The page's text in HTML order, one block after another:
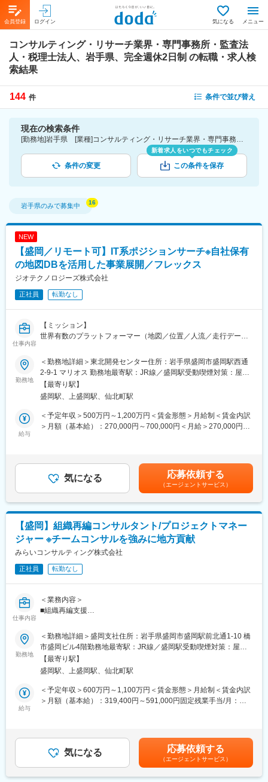
会員登録 ログイン 気になる メニュー
コンサルティング・リサーチ業界・専門事務所・監査法
人・税理士法人、岩手県、完全週休2日制 の転職・求人検
索結果
144 件 条件で並び替え
現在の検索条件
[勤務地]岩手県 [業種]コンサルティング・リサーチ業界・専門事務所・監査法人・税理士法人 [こだわり条件ピックアップ]完全週休2日制 [詳細条件](休日・働き方)完全週休2日制
条件の変更
新着求人をいつでもチェック
この条件を保存
岩手県のみで募集中
NEW
【盛岡／リモート可】IT系ポジションサーチ※自社保有
の地図DBを活用した事業展開／フレックス
ジオテクノロジーズ株式会社
正社員 転勤なし
仕事内容
【ミッション】
世界有数のプラットフォーマー（地図／位置／人流／走行データ
転」「IoT]「ジオマーケティング」等、次世代社会の創出に向け
て、共鳴かつ事業を加速させられる仲間を積極的に募集をしてお
ります。ご志向やご経歴を考慮しポジションを決定致します。
自社で保有するビッグデータ（地図/位置/人流/走行データや画像
等）を活用し、次世代社会に向けて、新規事業・研究開発を強化
しており、既にいくつもの壮大なプロジェクトに着手している
・フロントエンドエンジニア
・サーバサイドエンジニア
・システムエンジニア
・プロダクトオーナー／プロダクトマネジャー
・インフラエンジニア
・システムアーキテクト
・社内SE、QAエンジニア
■業務の詳細
・コンシューマー向けスマートフォンアプリ開発（ポイ活アプリ
『トリマ』等）
・法人向けSaaSサービス開発（物流業界向け次世代地図アプリ
・法人向けのプロフェッショナルサービス開発（CASE/MaaS/先
進運転支援/自動運転/ジオマーケティング等）
・次世代地図システム開発・研究開発（AI/ディープラーニング/画
像認証/自然言語処理等）
当社保有するビッグデータは無限の可能性を秘めており様々な社
会問題の解決に貢献しています。例：MaaS／CASE／カーナビゲ
変更の範囲：会社の定める業務
勤務地
＜勤務地詳細＞東北開発センター住所：岩手県盛岡市盛岡駅西通
2-9-1 マリオス 勤務地最寄駅：JR線／盛岡駅受動喫煙対策：屋内
喫煙可能場所あり変更の範囲：会社の定める事業所（リモートワ
ーク含む）
【最寄り駅】
盛岡駅、上盛岡駅、仙北町駅
給与
＜予定年収＞500万円～1,200万円＜賃金形態＞月給制＜賃金内訳
＞月額（基本給）：270,000円～700,000円＜月給＞270,000円～
金額であり、選考を通じて上下する可能性があります。月給(月額)
は固定手当を含めた表記です。
気になる 応募依頼する
（エージェントサービス）
【盛岡】組織再編コンサルタント/プロジェクトマネー
ジャー ※チームコンサルを強みに地方貢献
みらいコンサルティング株式会社
正社員 転勤なし
仕事内容
＜業務内容＞
■組織再編支援
まで、幅広い業種・企業規模のお客さまを対象に、組織再編コン
サルティング業務のプロジェクト推進をお任せします。
お客さま（経営者や経営企画室）との対話を通じて企業に最適な
組織再編のプランを共に考え、幅広い視点でお客様の成長の”実
現”を支援します。
組織再編の実施により顕在化するさまざまな課題に対して、公認
※その他、ITシステム導入コンサルティング業務、M&A業務（FA
業務やPMI業務）にも携わっていただくことができます。
勤務地
＜勤務地詳細＞盛岡支社住所：岩手県盛岡市盛岡駅前北通1-10 橋
市盛岡ビル4階勤務地最寄駅：JR線／盛岡駅受動喫煙対策：屋内
全面禁煙変更の範囲：会社の定める事業所
【最寄り駅】
盛岡駅、上盛岡駅、仙北町駅
給与
＜予定年収＞600万円～1,100万円＜賃金形態＞月給制＜賃金内訳
＞月額（基本給）：319,400円～591,000円固定残業手当/月：
給与には30時間分の固定残業代を含む/超過分は全額支給※経験・
能力など考慮の上、決定いたします。■昇給：年1回■賞与：年2回
（2ヶ月×2回）賃金はあくまでも目安の金額であり、選考を通じ
て上下する可能性があります。月給(月額)は固定手当を含めた表記
気になる 応募依頼する
（エージェントサービス）